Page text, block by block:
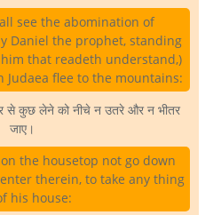
see the abomination of
Daniel the prophet, standing
that readeth understand,)
flee to the mountains:
से कुछ लेने को नीचे न उतरे और न भीतर
जाए।
the housetop not go down
therein, to take any thing
his house: